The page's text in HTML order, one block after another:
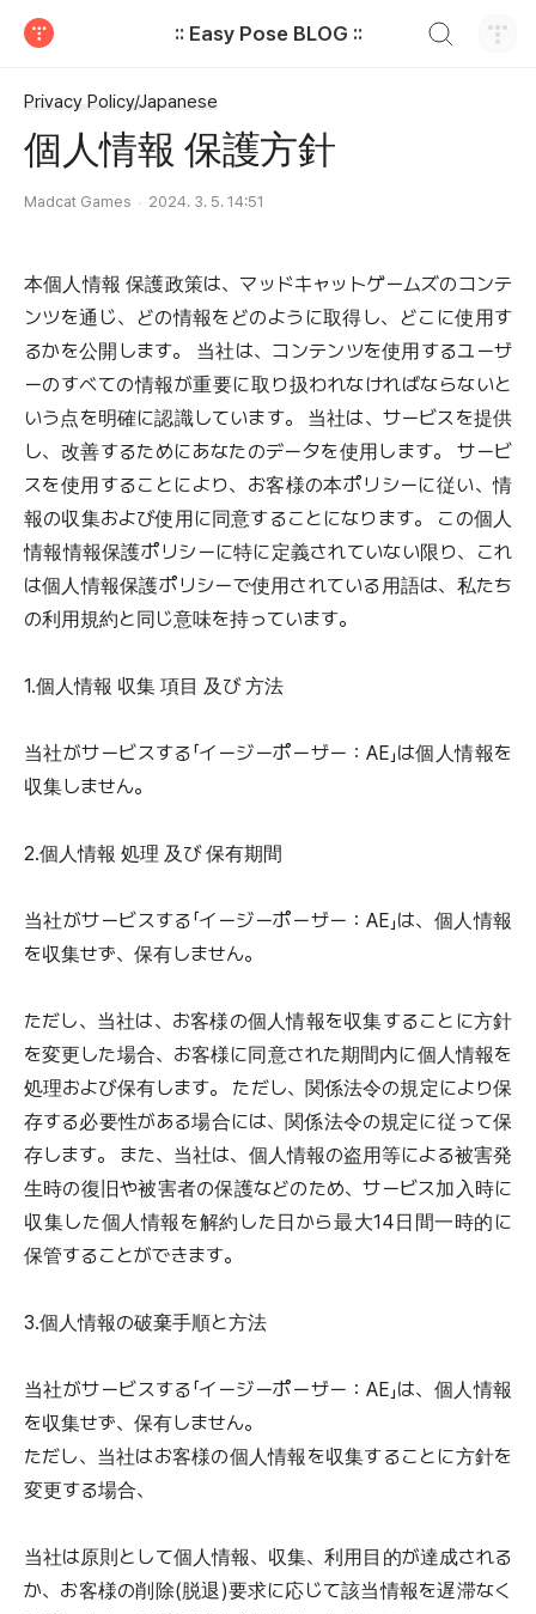
:: Easy Pose BLOG ::
Privacy Policy/Japanese
個人情報 保護方針
Madcat Games 2024. 3. 5. 14:51
本個人情報 保護政策は、マッドキャットゲームズのコンテ
ンツを通じ、どの情報をどのように取得し、どこに使用す
るかを公開します。 当社は、コンテンツを使用するユーザ
ーのすべての情報が重要に取り扱われなければならないと
いう点を明確に認識しています。 当社は、サービスを提供
し、改善するためにあなたのデータを使用します。 サービ
スを使用することにより、お客様の本ポリシーに従い、情
報の収集および使用に同意することになります。 この個人
情報情報保護ポリシーに特に定義されていない限り、これ
は個人情報保護ポリシーで使用されている用語は、私たち
の利用規約と同じ意味を持っています。
1.個人情報 収集 項目 及び 方法
当社がサービスする「イージーポーザー：AE」は個人情報を
収集しません。
2.個人情報 処理 及び 保有期間
当社がサービスする「イージーポーザー：AE」は、個人情報
を収集せず、保有しません。
ただし、当社は、お客様の個人情報を収集することに方針
を変更した場合、お客様に同意された期間内に個人情報を
処理および保有します。 ただし、関係法令の規定により保
存する必要性がある場合には、関係法令の規定に従って保
存します。 また、当社は、個人情報の盗用等による被害発
生時の復旧や被害者の保護などのため、サービス加入時に
収集した個人情報を解約した日から最大14日間一時的に
保管することができます。
3.個人情報の破棄手順と方法
当社がサービスする「イージーポーザー：AE」は、個人情報
を収集せず、保有しません。
ただし、当社はお客様の個人情報を収集することに方針を
変更する場合、
当社は原則として個人情報、収集、利用目的が達成される
か、お客様の削除(脱退)要求に応じて該当情報を遅滞なく